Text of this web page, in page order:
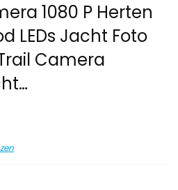
1080 P Herten
LEDs Jacht Foto
Camera